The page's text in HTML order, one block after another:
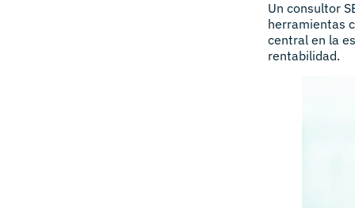
Un consultor
herramientas
central en la
rentabilidad.